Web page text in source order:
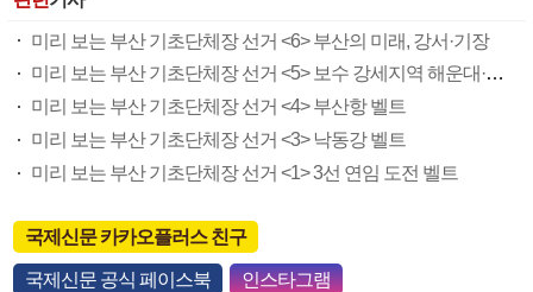
미리 보는 부산 기초단체장 선거 <6> 부산의 미래, 강서·기장
미리 보는 부산 기초단체장 선거 <5> 보수 강세지역 해운대·부산진·금정
미리 보는 부산 기초단체장 선거 <4> 부산항 벨트
미리 보는 부산 기초단체장 선거 <3> 낙동강 벨트
미리 보는 부산 기초단체장 선거 <1> 3선 연임 도전 벨트
국제신문 카카오플러스 친구
국제신문 공식 페이스북 인스타그램